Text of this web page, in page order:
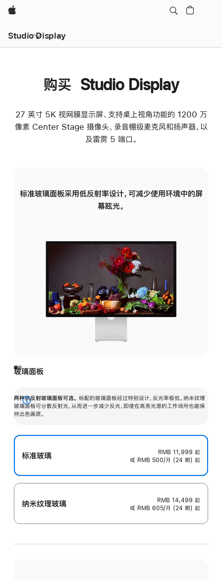
Apple
Studio Display
购买 Studio Display
27 英寸 5K 视网膜显示屏、支持桌上视角功能的 1200 万
像素 Center Stage 摄像头、录音棚级麦克风和扬声器，以
及雷雳 5 端口。
标准玻璃面板采用低反射率设计，可减少使用环境中的屏
幕眩光。
玻璃面板
两种抗反射玻璃面板可选。 标配的玻璃面板经过特别设计，反光率极低。纳米纹理
玻璃面板可分散反射光，从而进一步减少反光，即使在高亮光源的工作场所也能保
持出色画质。
展
开
标准玻璃 RMB 11,999 起
或 RMB 500/月 (24 期) 起
纳米纹理玻璃 RMB 14,499 起
或 RMB 605/月 (24 期) 起